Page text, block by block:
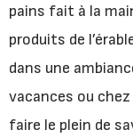
pains fait à la
produits de
dans une
vacances ou
faire le plein de